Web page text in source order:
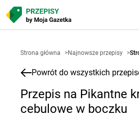
Strona główna >Najnowsze przepisy >
Powrót do wszystkich
Przepis na Pikantne
cebulowe w boczku